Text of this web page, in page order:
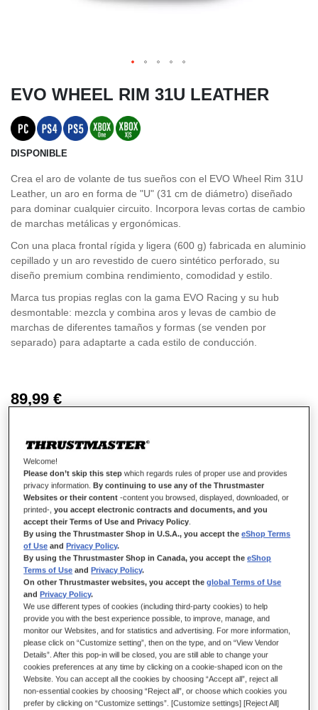
EVO WHEEL RIM 31U LEATHER
DISPONIBLE
Crea el aro de volante de tus sueños con el EVO Wheel Rim 31U
Leather, un aro en forma de "U" (31 cm de diámetro) diseñado
para dominar cualquier circuito. Incorpora levas cortas de cambio
de marchas metálicas y ergonómicas.
Con una placa frontal rígida y ligera (600 g) fabricada en aluminio
cepillado y un aro revestido de cuero sintético perforado, su
diseño premium combina rendimiento, comodidad y estilo.
Marca tus propias reglas con la gama EVO Racing y su hub
desmontable: mezcla y combina aros y levas de cambio de
marchas de diferentes tamaños y formas (se venden por
separado) para adaptarte a cada estilo de conducción.
89,99 €
AÑADIR AL CARRITO
Lista de deseos
Sea el primero en dejar una reseña para este artículo
Comprar juntos
- 10,00 € EVO WHEEL RIM 31U LEATHER
89,99 €
- 30,00 €
Welcome!
Please don’t skip this step which regards rules of proper use and provides
privacy information. By continuing to use any of the Thrustmaster
Websites or their content -content you browsed, displayed, downloaded, or
printed-,you accept electronic contracts and documents, and you
accept their Terms of Use and Privacy Policy.
By using the Thrustmaster Shop in U.S.A., you accept theeShop Terms
of Use and Privacy Policy.
By using the Thrustmaster Shop in Canada, you accept theeShop
Terms of Use and Privacy Policy.
On other Thrustmaster websites, you accept theglobal Terms of Use
and Privacy Policy.
We use different types of cookies (including third-party cookies) to help
provide you with the best experience possible, to improve, manage, and
monitor our Websites, and for statistics and advertising. For more information,
please click on “Customize setting”, then on the type, and on “View Vendor
Details”. After this pop-in will be closed, you are still able to change your
cookies preferences at any time by clicking on a cookie-shaped icon on the
Website. You can accept all the cookies by choosing “Accept all”, reject all
non-essential cookies by choosing “Reject all”, or choose which cookies you
prefer by clicking on “Customize settings”. [Customize settings] [Reject All]